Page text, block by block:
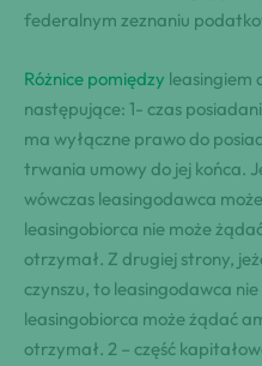
federalnym zeznaniu
Różnice pomiędzy leasingiem
następujące: 1- czas
ma wyłączne prawo do
trwania umowy do jej końca.
wówczas leasingodawca
leasingobiorca nie może
otrzymał. Z drugiej strony,
czynszu, to leasingodawca
leasingobiorca może żądać
otrzymał. 2 – część